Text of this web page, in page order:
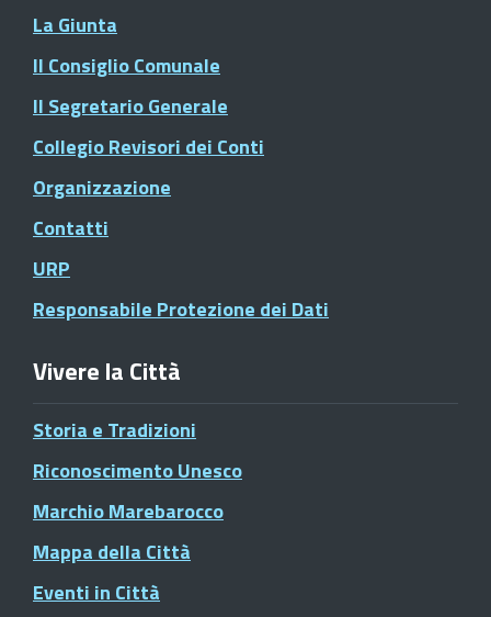
La Giunta
Il Consiglio Comunale
Il Segretario Generale
Collegio Revisori dei Conti
Organizzazione
Contatti
URP
Responsabile Protezione dei Dati
Vivere la Città
Storia e Tradizioni
Riconoscimento Unesco
Marchio Marebarocco
Mappa della Città
Eventi in Città